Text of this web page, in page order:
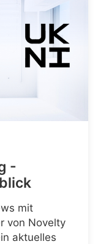
-
mit
von Novelty
aktuelles